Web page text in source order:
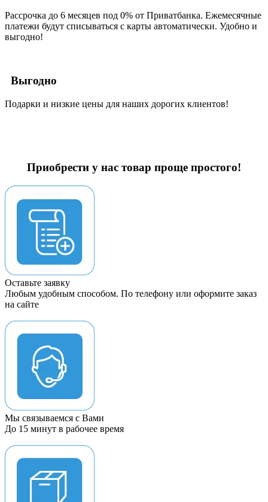
Рассрочка до 6 месяцев под 0% от Приватбанка. Ежемесячные
платежи будут списываться с карты автоматически. Удобно и
выгодно!
Выгодно
Подарки и низкие цены для наших дорогих клиентов!
Приобрести у нас товар проще простого!
Оставьте заявку
Любым удобным способом. По телефону или оформите заказ
на сайте
Мы связываемся с Вами
До 15 минут в рабочее время